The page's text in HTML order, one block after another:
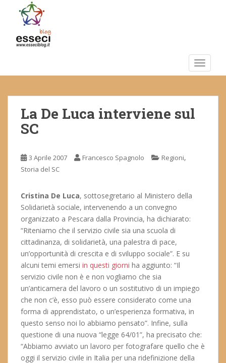
m
La De Luca interviene sul
SC
3 Aprile 2007 Francesco Spagnolo Regioni,
Storia del SC
Cristina De Luca, sottosegretario al Ministero della
Solidarietà sociale, intervenendo a un convegno
organizzato a Pescara dalla Provincia, ha dichiarato:
“Riteniamo che il servizio civile sia una scuola di
cittadinanza, di solidarietà, una palestra di pace,
un’opportunità di crescita e di sviluppo sociale”. E su
alcuni temi emersi in questi giorni ha aggiunto: “Il
servizio civile non è e non vogliamo che sia
un’anticamera del lavoro o un sostitutivo di un impiego
che non c’è, esso può essere considerato come una
forma di apprendistato, o un’esperienza formativa, in
questo senso noi lo abbiamo pensato”. Infine, sulla
questione di una nuova “legge 64/01”, ha precisato che:
“Abbiamo avviato un lavoro per fotografare quello che è
oggi il servizio civile in Italia per una ridefinizione della